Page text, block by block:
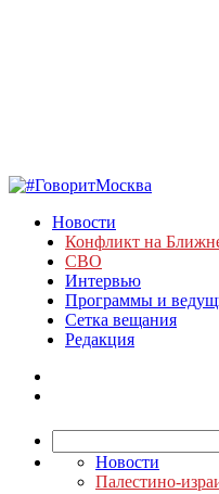
Новости
Конфликт на
СВО
Интервью
Программы и
Сетка вещания
Редакция
Новости
Палестино-